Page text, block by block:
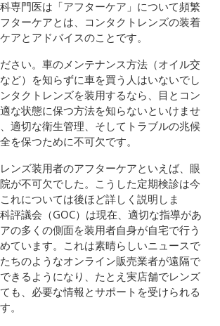
専門医は「アフターケア」について頻繁
ターケアとは、コンタクトレンズの装着
アとアドバイスのことです。
さい。車のメンテナンス方法（オイル交
ど）を知らずに車を買う人はいないでし
タクトレンズを装用するなら、目とコン
な状態に保つ方法を知らないといけませ
適切な衛生管理、そしてトラブルの兆候
を保つために不可欠です。
ンズ装用者のアフターケアといえば、眼
が不可欠でした。こうした定期検診は今
れについては後ほど詳しく説明しま
評議会（GOC）は現在、適切な指導があ
の多くの側面を装用者自身が自宅で行う
ています。これは素晴らしいニュースで
ちのようなオンライン販売業者が遠隔で
きるようになり、たとえ実店舗でレンズ
も、必要な情報とサポートを受けられる
。